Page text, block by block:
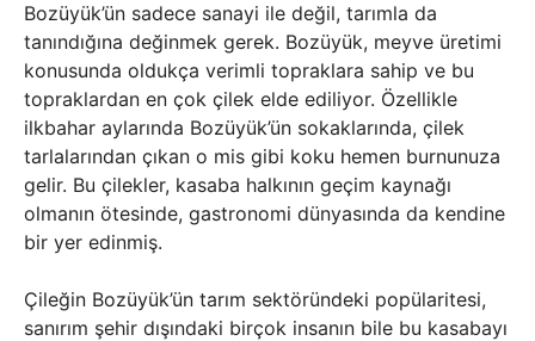
Bozüyük’ün sadece sanayi ile değil, tarımla da
tanındığına değinmek gerek. Bozüyük, meyve üretimi
konusunda oldukça verimli topraklara sahip ve bu
topraklardan en çok çilek elde ediliyor. Özellikle
ilkbahar aylarında Bozüyük’ün sokaklarında, çilek
tarlalarından çıkan o mis gibi koku hemen burnunuza
gelir. Bu çilekler, kasaba halkının geçim kaynağı
olmanın ötesinde, gastronomi dünyasında da kendine
bir yer edinmiş.
Çileğin Bozüyük’ün tarım sektöründeki popülaritesi,
sanırım şehir dışındaki birçok insanın bile bu kasabayı